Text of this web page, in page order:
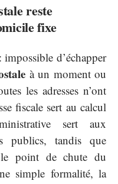
reste
fixe
d’échapper
à un moment ou
les adresses n’ont
fiscale sert au calcul
sert aux
publics, tandis que
le point de chute du
simple formalité, la